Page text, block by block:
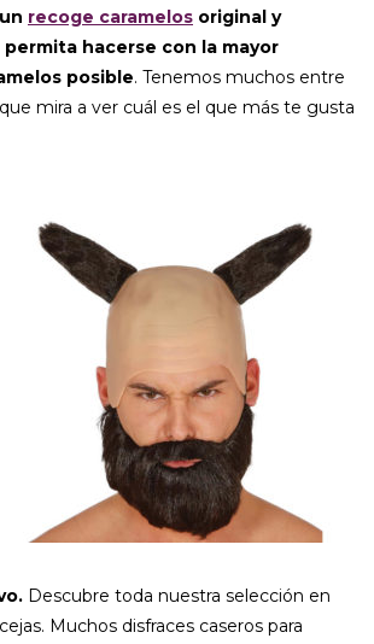
recoge caramelos original y
hacerse con la mayor
posible. Tenemos muchos entre
mira a ver cuál es el que más te gusta
Descubre toda nuestra selección en
Muchos disfraces caseros para